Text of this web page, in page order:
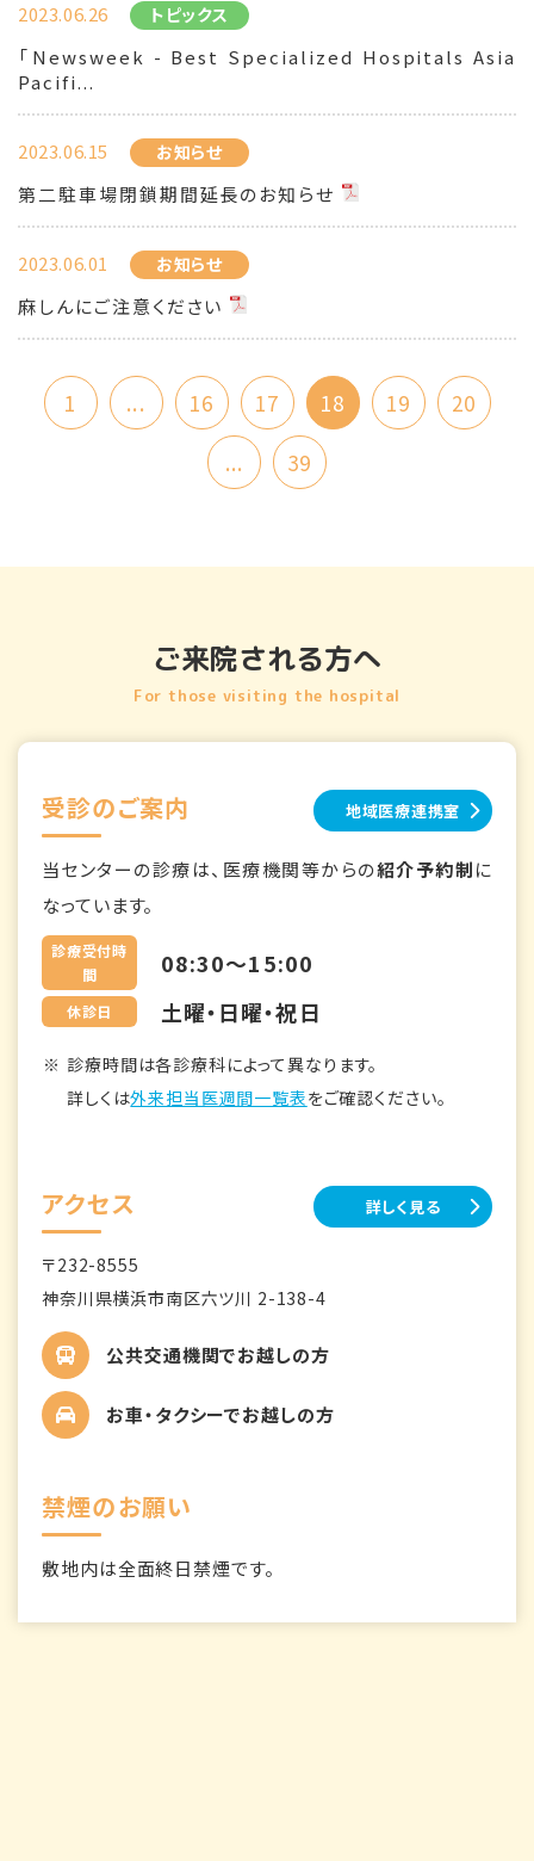
2023.06.26 トピックス
「Newsweek - Best Specialized Hospitals Asia
Pacifi...
2023.06.15 お知らせ
第二駐車場閉鎖期間延長のお知らせ
2023.06.01 お知らせ
麻しんにご注意ください
1 ... 16 17 18 19
20
...
39
ご来院される方へ
For those visiting the hospital
受診のご案内 地域医療連携室
当センターの診療は、医療機関等からの紹介予約制に
なっています。
診療受付時
間
08:30～15:00
休診日 土曜・日曜・祝日
診療時間は各診療科によって異なります。
詳しくは外来担当医週間一覧表をご確認ください。
アクセス 詳しく見る
〒232-8555
神奈川県横浜市南区六ツ川 2-138-4
公共交通機関でお越しの方
お車・タクシーでお越しの方
禁煙のお願い
敷地内は全面終日禁煙です。